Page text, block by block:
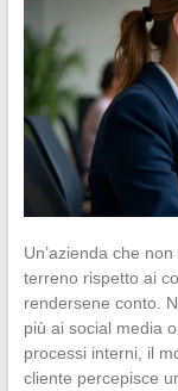
Un’azienda che
terreno rispetto ai
rendersene conto.
più ai social media
processi interni, il
cliente percepisce